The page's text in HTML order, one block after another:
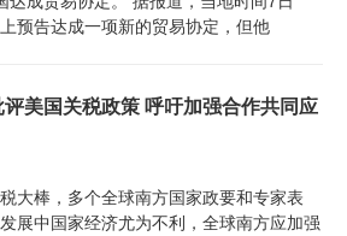
预告达成一项新的贸易协定，但他
美国关税政策 呼吁加强合作共同应
大棒，多个全球南方国家政要和专家表
展中国家经济尤为不利，全球南方应加强